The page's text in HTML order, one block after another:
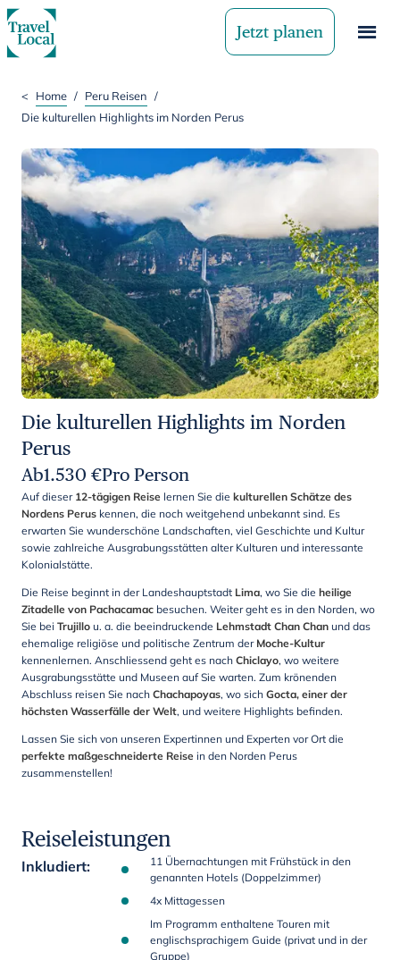
Jetzt planen
< Home / Peru Reisen /
Die kulturellen Highlights im Norden Perus
Die kulturellen Highlights im Norden
Perus
Ab1.530 €Pro Person
Auf dieser 12-tägigen Reise lernen Sie die kulturellen Schätze des
Nordens Perus kennen, die noch weitgehend unbekannt sind. Es
erwarten Sie wunderschöne Landschaften, viel Geschichte und Kultur
sowie zahlreiche Ausgrabungsstätten alter Kulturen und interessante
Kolonialstätte.
Die Reise beginnt in der Landeshauptstadt Lima, wo Sie die heilige
Zitadelle von Pachacamac besuchen. Weiter geht es in den Norden, wo
Sie bei Trujillo u. a. die beeindruckende Lehmstadt Chan Chan und das
ehemalige religiöse und politische Zentrum der Moche-Kultur
kennenlernen. Anschliessend geht es nach Chiclayo, wo weitere
Ausgrabungsstätte und Museen auf Sie warten. Zum krönenden
Abschluss reisen Sie nach Chachapoyas, wo sich Gocta, einer der
höchsten Wasserfälle der Welt, und weitere Highlights befinden.
Lassen Sie sich von unseren Expertinnen und Experten vor Ort die
perfekte maßgeschneiderte Reise in den Norden Perus
zusammenstellen!
Reiseleistungen
Inkludiert:
11 Übernachtungen mit Frühstück in den
genannten Hotels (Doppelzimmer)
4x Mittagessen
Im Programm enthaltene Touren mit
englischsprachigem Guide (privat und in der
Gruppe)